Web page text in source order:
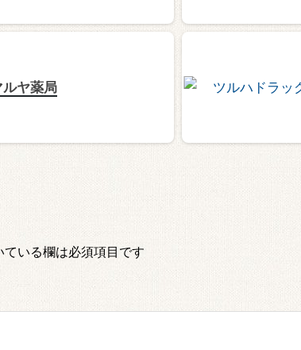
ルヤ薬局
いる欄は必須項目です